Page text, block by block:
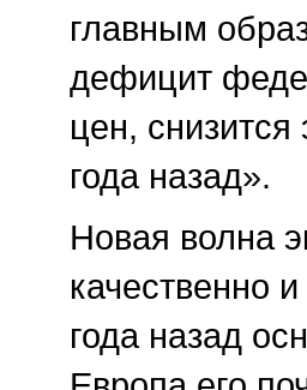
главным
дефицит
цен, снизится
года назад».
Новая волна
качественно
года назад